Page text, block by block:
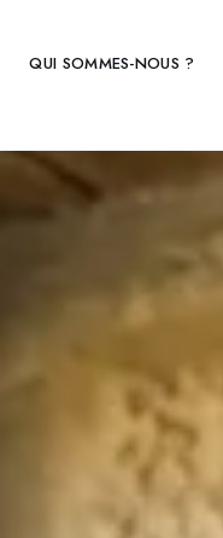
QUI SOMMES-NOUS ?